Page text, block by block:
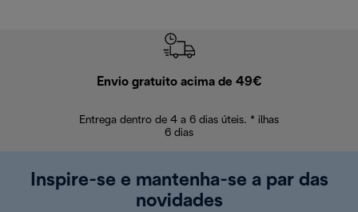
Envio gratuito acima de 49€
Entrega dentro de 4 a 6 dias úteis. * ilhas
6 dias
Inspire-se e mantenha-se a par das
novidades